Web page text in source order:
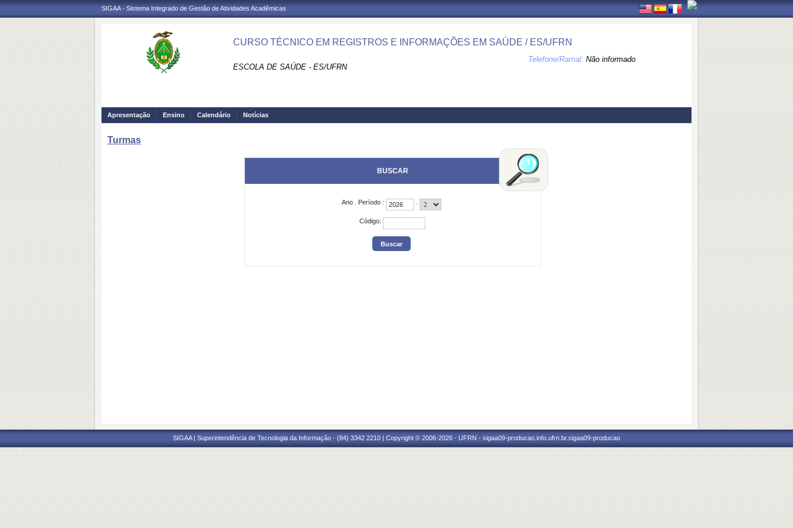
SIGAA - Sistema Integrado de Gestão de Atividades Acadêmicas
CURSO TÉCNICO EM REGISTROS E INFORMAÇÕES EM SAÚDE / ES/UFRN
ESCOLA DE SAÚDE - ES/UFRN
Telefone/Ramal: Não informado
Apresentação Ensino Calendário Notícias
Turmas
BUSCAR
Ano Período :
Código:
SIGAA | Superintendência de Tecnologia da Informação - (84) 3342 2210 | Copyright © 2006-2026 - UFRN - sigaa09-producao.info.ufrn.br.sigaa09-producao